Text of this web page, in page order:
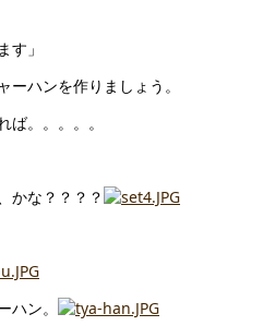
す」
ハンを作りましょう。
。。。。。
かな？？？？
ン。